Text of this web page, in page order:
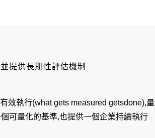
提供長期性評估機制
效執行(what gets measured getsdone),量
可量化的基準,也提供一個企業持續執行